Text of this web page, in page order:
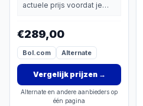
actuele prijs voordat je
€289,00
Bol.com Alternate
Vergelijk prijzen→
Alternate en andere aanbieders op
één pagina